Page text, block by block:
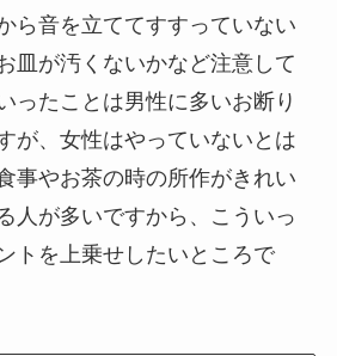
ら音を立ててすすっていない
皿が汚くないかなど注意して
ったことは男性に多いお断り
が、女性はやっていないとは
事やお茶の時の所作がきれい
人が多いですから、こういっ
トを上乗せしたいところで